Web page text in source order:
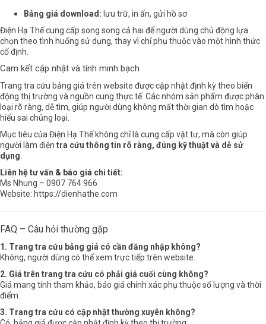
Bảng giá download: lưu trữ, in ấn, gửi hồ sơ
Điện Hạ Thếcung cấp song song cả hai để người dùng chủ động lựa
chọn theo tình huống sử dụng, thay vì chỉ phụ thuộc vào một hình thức
cố định.
Cam kết cập nhật và tính minh bạch
Trang tra cứu bảng giá trên website được cập nhật định kỳ theo biến
động thị trường và nguồn cung thực tế. Các nhóm sản phẩm được phân
loại rõ ràng, dễ tìm, giúp người dùng không mất thời gian dò tìm hoặc
hiểu sai chủng loại.
Mục tiêu của Điện Hạ Thế không chỉ là cung cấp vật tư, mà còn giúp
người làm điện tra cứu thông tin rõ ràng, đúng kỹ thuật và dễ sử
dụng
Liên hệ tư vấn & báo giá chi tiết:
Ms Nhung – 0907 764 966
Website: https://dienhathe.com
FAQ – Câu hỏi thường gặp
1. Trang tra cứu bảng giá có cần đăng nhập không?
Không, người dùng có thể xem trực tiếp trên website.
2. Giá trên trang tra cứu có phải giá cuối cùng không?
Giá mang tính tham khảo, báo giá chính xác phụ thuộc số lượng và thời
điểm.
3. Trang tra cứu có cập nhật thường xuyên không?